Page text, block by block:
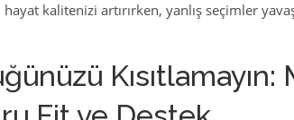
kalitenizi artırırken, yanlış seçimler yavaş
Kısıtlamayın: